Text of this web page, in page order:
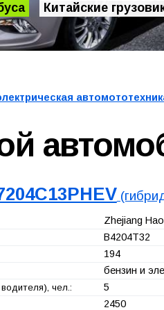
Китайские
Zhejiang
B4204T32
194
бензин и
чел.: 5
2450